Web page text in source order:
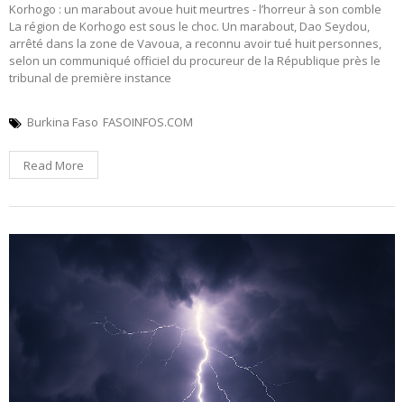
Korhogo : un marabout avoue huit meurtres - l’horreur à son comble
La région de Korhogo est sous le choc. Un marabout, Dao Seydou,
arrêté dans la zone de Vavoua, a reconnu avoir tué huit personnes,
selon un communiqué officiel du procureur de la République près le
tribunal de première instance
Burkina Faso FASOINFOS.COM
Read More